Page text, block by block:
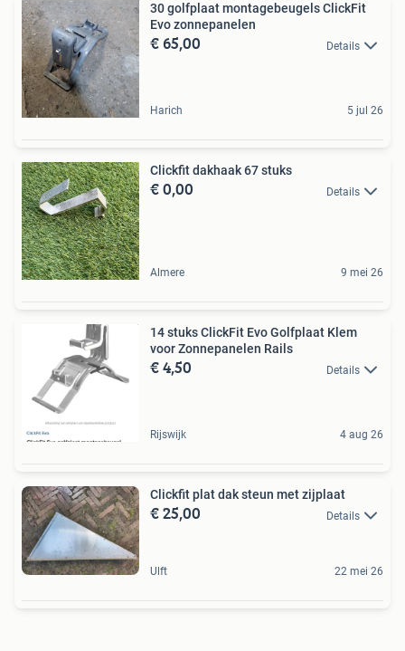
30 golfplaat montagebeugels ClickFit
Evo zonnepanelen
€ 65,00 Details
Harich 5 jul 26
Clickfit dakhaak 67 stuks
€ 0,00 Details
Almere 9 mei 26
14 stuks ClickFit Evo Golfplaat Klem
voor Zonnepanelen Rails
€ 4,50 Details
Rijswijk 4 aug 26
Clickfit plat dak steun met zijplaat
€ 25,00 Details
Ulft 22 mei 26